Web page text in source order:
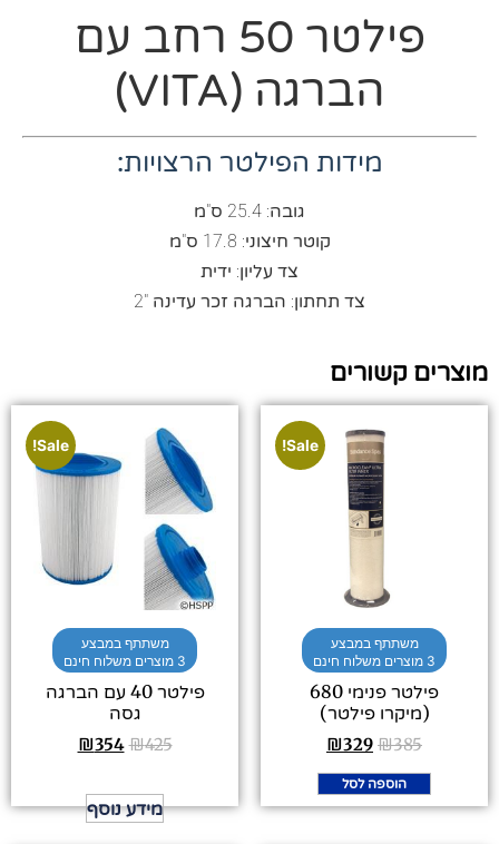
פילטר 50 רחב עם
הברגה (VITA)
מידות הפילטר הרצויות:
גובה: 25.4 ס"מ
קוטר חיצוני: 17.8 ס"מ
צד עליון: ידית
צד תחתון: הברגה זכר עדינה "2
מוצרים קשורים
Sale!
משתתף במבצע
3 מוצרים משלוח חינם
פילטר פנימי 680
(מיקרו פילטר)
₪385
₪329
הוספה לסל
Sale!
משתתף במבצע
3 מוצרים משלוח חינם
פילטר 40 עם הברגה
גסה
₪425
₪354
מידע נוסף